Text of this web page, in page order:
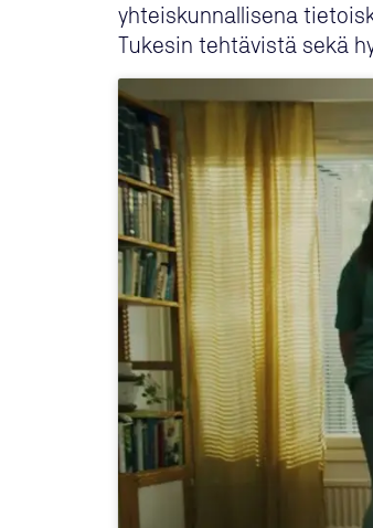
yhteiskunnallisena
Tukesin tehtävistä sekä